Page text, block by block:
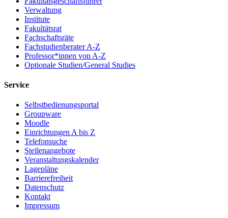
Verwaltung
Institute
Fakultätsrat
Fachschaftsräte
Fachstudienberater A-Z
Professor*innen von A-Z
Optionale Studien/General Studies
Service
Selbstbedienungsportal
Groupware
Moodle
Einrichtungen A bis Z
Telefonsuche
Stellenangebote
Veranstaltungskalender
Lagepläne
Barrierefreiheit
Datenschutz
Kontakt
Impressum